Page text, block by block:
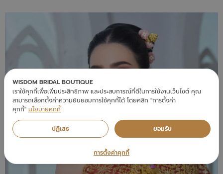
WISDOM BRIDAL BOUTIQUE
เราใช้คุกกี้เพื่อเพิ่มประสิทธิภาพ และประสบการณ์ที่ดีในการใช้งานเว็บไซต์ คุณ
สามารถเลือกตั้งค่าความยินยอมการใช้คุกกี้ได้ โดยคลิก "การตั้งค่า
คุกกี้" นโยบายคุกกี้
ปฏิเสธ ยอมรับ
การตั้งค่าคุกกี้